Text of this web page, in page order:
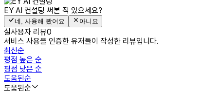
EY AI 컨설팅 써본 적 있으세요?
네, 사용해 봤어요 아니요
실사용자 리뷰0
서비스 사용을 인증한 유저들이 작성한 리뷰입니다.
최신순
평점 높은 순
평점 낮은 순
도움된순
도움된순